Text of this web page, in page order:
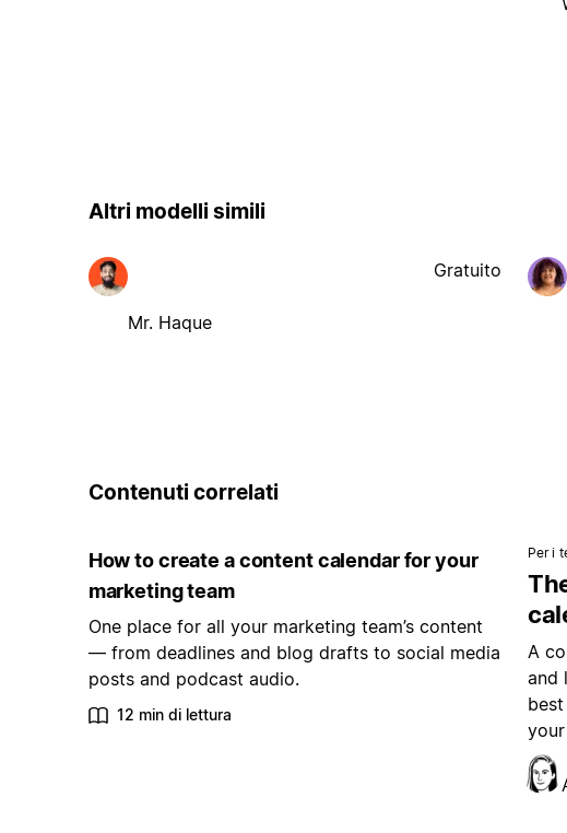
Altri modelli simili
Mr. Haque
Gratuito
Contenuti correlati
How to create a content calendar for your
marketing team
One place for all your marketing team’s content
— from deadlines and blog drafts to social media
posts and podcast audio.
12 min di lettura
Per i
A
and